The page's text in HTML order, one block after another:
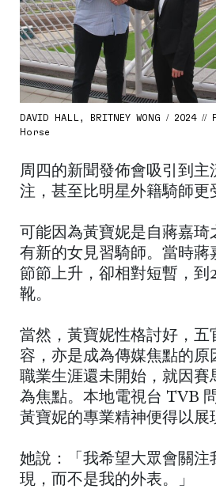
DAVID HALL, BRITNEY WONG / 2024
Horse
周四的新聞發佈會吸引到主
注，甚至比明星外籍騎師更
可能因為黃寶妮是自蔣嘉琦
有新的女見習騎師。當時蔣
節節上升，卻相對短暫，到
靴。
當然，黃寶妮性格討好，五
容，亦是成為傳媒焦點的原
職業生涯還未開始，就因賽
為焦點。本地電視台 TVB
黃寶妮的專業精神便得以展
她說：「我希望大眾會關注
現，而不是我的外表。」